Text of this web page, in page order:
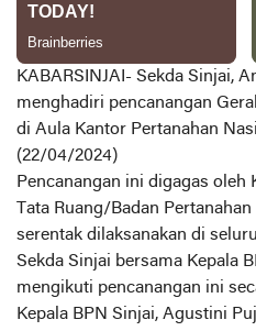
KABARSINJAI- Sekda Sinjai,
menghadiri pencanangan
di Aula Kantor Pertanahan
(22/04/2024)
Pencanangan ini digagas oleh
Tata Ruang/Badan
serentak dilaksanakan di
Sekda Sinjai bersama Kepala
mengikuti pencanangan ini
Kepala BPN Sinjai, Agustini